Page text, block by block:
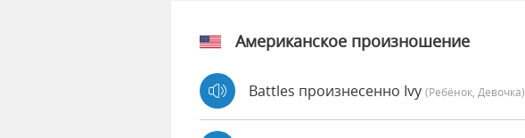
Американское произношение
Battles произнесенно Ivy (Ребёнок, Девочка)